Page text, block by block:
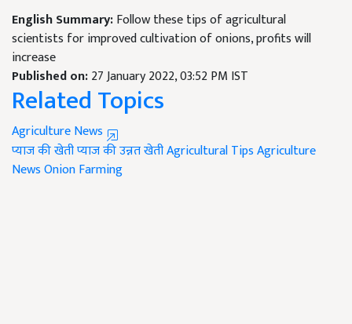
English Summary:Follow these tips of agricultural
scientists for improved cultivation of onions, profits will
increase
Published on:27 January 2022, 03:52 PM IST
Related Topics
Agriculture News
प्याज की खेतीप्याज की उन्नत खेतीAgricultural TipsAgriculture
NewsOnion Farming